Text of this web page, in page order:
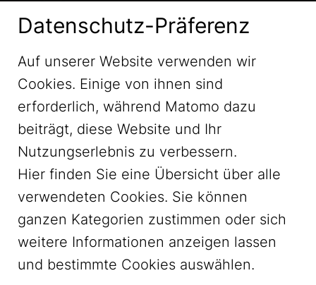
LinkedIn
Datenschutz-Präferenz
Auf unserer Website verwenden wir
Cookies. Einige von ihnen sind
erforderlich, während Matomo dazu
beiträgt, diese Website und Ihr
Nutzungserlebnis zu verbessern.
Hier finden Sie eine Übersicht über alle
verwendeten Cookies. Sie können
ganzen Kategorien zustimmen oder sich
weitere Informationen anzeigen lassen
und bestimmte Cookies auswählen.